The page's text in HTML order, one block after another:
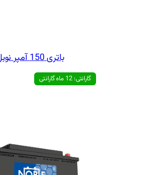
باتری 150 آمپر نوبل
گارانتی: 12 ماه گارانتی